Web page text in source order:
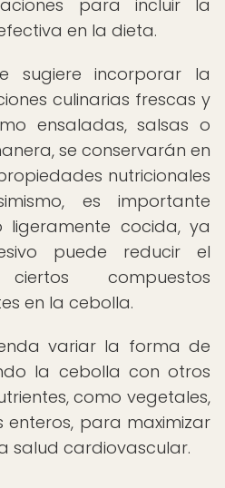
para incluir la
en la dieta.
sugiere incorporar la
culinarias frescas y
ensaladas, salsas o
se conservarán en
nutricionales
es importante
ligeramente cocida, ya
puede reducir el
compuestos
en la cebolla.
variar la forma de
la cebolla con otros
como vegetales,
enteros, para maximizar
salud cardiovascular.